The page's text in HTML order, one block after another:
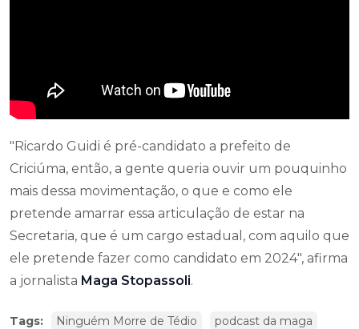
"Ricardo Guidi é pré-candidato a prefeito de
Criciúma, então, a gente queria ouvir um pouquinho
mais dessa movimentação, o que e como ele
pretende amarrar essa articulação de estar na
Secretaria, que é um cargo estadual, com aquilo que
ele pretende fazer como candidato em 2024", afirma
a jornalista Maga Stopassoli.
Tags: Ninguém Morre de Tédio
podcast da maga